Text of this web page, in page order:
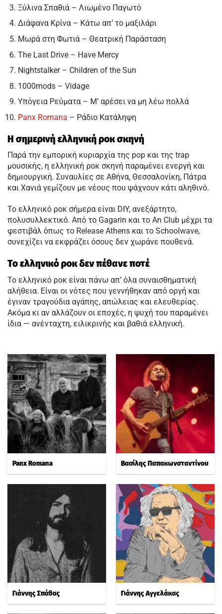
Ξύλινα Σπαθιά – Λιωμένο Παγωτό
Διάφανα Κρίνα – Κάτω απ’ το μαξιλάρι
Μωρά στη Φωτιά – Θεατρική Παράσταση
The Last Drive – Have Mercy
Nightstalker – Children of the Sun
1000mods – Vidage
Υπόγεια Ρεύματα – Μ’ αρέσει να μη λέω πολλά
Panx Romana – Ράδιο Κατάληψη
Η σημερινή ελληνική ροκ σκηνή
Παρά την εμπορική κυριαρχία της pop και της trap
μουσικής, η ελληνική ροκ σκηνή παραμένει ενεργή και
δημιουργική. Συναυλίες σε Αθήνα, Θεσσαλονίκη, Πάτρα
και Χανιά γεμίζουν με νέους που ψάχνουν κάτι αληθινό.
Το ελληνικό ροκ σήμερα είναι DIY, ανεξάρτητο,
πολυσυλλεκτικό. Από το Gagarin και το An Club μέχρι τα
φεστιβάλ όπως το Release Athens και το Schoolwave,
συνεχίζει να εκφράζει όσους δεν χωράνε πουθενά.
Το ελληνικό ροκ δεν πέθανε ποτέ
Το ελληνικό ροκ είναι πάνω απ’ όλα συναισθηματική
αλήθεια. Είναι οι νότες που γεννήθηκαν από οργή και
έγιναν τραγούδια αγάπης, απώλειας και ελευθερίας.
Ακόμα κι αν αλλάζουν οι εποχές, η ψυχή του παραμένει
ίδια — ανένταχτη, ειλικρινής και βαθιά ελληνική.
Panx Romana Βασίλης Παπακωνσταντίνου
Γιάννης Σπάθας Γιάννης Αγγελάκας